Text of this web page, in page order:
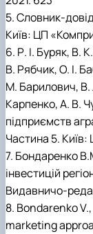
5. Словник-
Київ: ЦП
6. Р. І. Буряк, В.
В. Рябчик, О. І.
М. Барилович, В.
Карпенко, А. В.
підприємств
Частина 5.
7. Бондаренко
інвестицій
Видавничо-
8. Bondarenko
marketing